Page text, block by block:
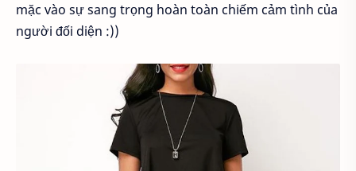
mặc vào sự sang trọng hoàn toàn chiếm cảm tình của
người đối diện :))